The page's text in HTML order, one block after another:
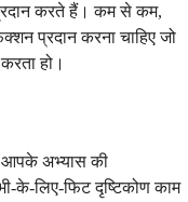
करते हैं। कम से कम,
प्रदान करना चाहिए जो
हो।
अभ्यास की
के-लिए-फिट दृष्टिकोण काम